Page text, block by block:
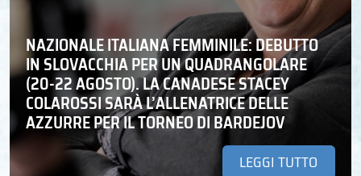
NAZIONALE ITALIANA FEMMINILE: DEBUTTO
IN SLOVACCHIA PER UN QUADRANGOLARE
(20-22 AGOSTO). LA CANADESE STACEY
COLAROSSI SARÀ L’ALLENATRICE DELLE
AZZURRE PER IL TORNEO DI BARDEJOV
LEGGI TUTTO